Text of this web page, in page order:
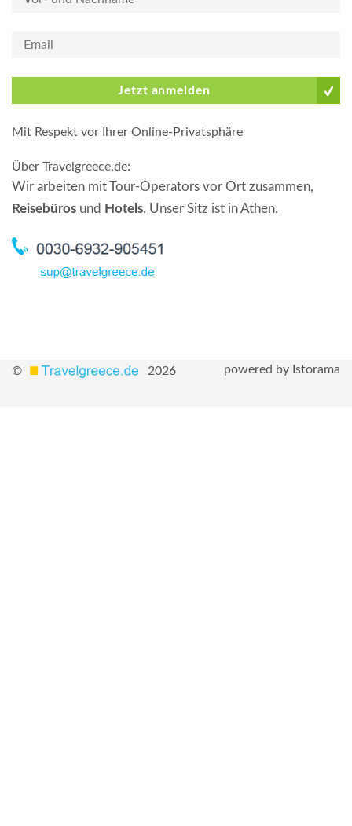
Jetzt anmelden
Mit Respekt vor Ihrer Online-Privatsphäre
Über Travelgreece.de:
Wir arbeiten mit Tour-Operators vor Ort zusammen,
Reisebüros und Hotels. Unser Sitz ist in Athen.
© 2026 powered by Istorama